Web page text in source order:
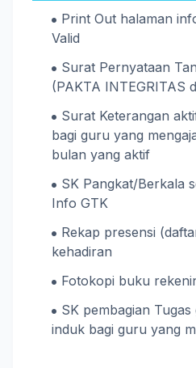
Print Out halaman
Valid
Surat Pernyataan
(PAKTA INTEGRITAS
Surat Keterangan
bagi guru yang
bulan yang aktif
SK Pangkat/Berkala
Info GTK
Rekap presensi
kehadiran
Fotokopi buku
SK pembagian
induk bagi guru yang